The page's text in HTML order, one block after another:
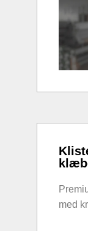
med